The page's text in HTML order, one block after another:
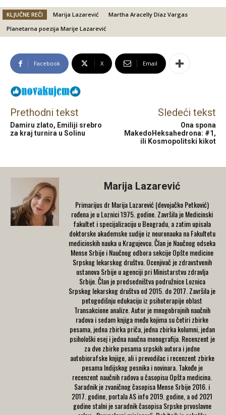
KLJUČNE REČI Marija Lazarević
Martha Aracelly Díaz Vargas
Planetarna poezija Marije Lazarević
Facebook X Email
Prethodni tekst
Damiru zlato, Emiliji srebro
za kraj turnira u Solinu
Sledeći tekst
Ona spona
MakedoHeksahedrona: #1,
ili Kosmopolitski kikot
Marija Lazarević
Primarijus dr Marija Lazarević (devojačko Petković)
rođena je u Loznici 1975. godine. Završila je Medicinski
fakultet i specijalizaciju u Beogradu, a zatim upisala
doktorske akademske sudije iz neuronauka na Fakultetu
medicinskih nauka u Kragujevcu. Član je Naučnog odseka
Mense Srbije i Naučnog odbora sekcije Opšte medicine
Srpskog lekarskog društva. Ocenjivač je zdravstvenih
ustanova Srbije u agenciji pri Ministarstvu zdravlja
Srbije. Član je predsedništva podružnice Loznica
Srpskog lekarskog društva od 2015. do 2017. Završila je
petogodišnju edukaciju iz psihoterapije oblast
Transakcione analize. Autor je mnogobrojnih naučnih
radova i sedam knjiga među kojima su četiri zbirke
pesama, jedna zbirka priča, jedna zbirka kolumni, jedan
psihološki esej i jedna naučna monografija. Recenzent je
za dve zbirke pesama srpskih autora i jedne
autobiorafske knjige, ali i prevodilac i recenzent zbirke
pesama Indijskog pesnika i novinara. Takođe je
recenzent naučnih radova u časopisu Opšta medicina.
Saradnik je zvaničnog časopisa Mense Srbije 2016. i
2017. godine, portala AS info 2019. godine, a od 2021
godine stalni je saradnik časopisa Srpske prvoslavne